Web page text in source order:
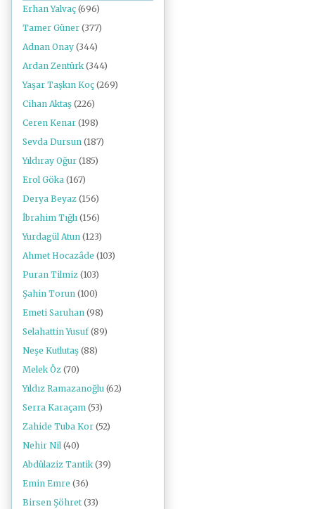
Erhan Yalvaç (696)
Tamer Güner (377)
Adnan Onay (344)
Ardan Zentürk (344)
Yaşar Taşkın Koç (269)
Cihan Aktaş (226)
Ceren Kenar (198)
Sevda Dursun (187)
Yıldıray Oğur (185)
Erol Göka (167)
Derya Beyaz (156)
İbrahim Tığlı (156)
Yurdagül Atun (123)
Ahmet Hocazâde (103)
Puran Tilmiz (103)
Şahin Torun (100)
Emeti Saruhan (98)
Selahattin Yusuf (89)
Neşe Kutlutaş (88)
Melek Öz (70)
Yıldız Ramazanoğlu (62)
Serra Karaçam (53)
Zahide Tuba Kor (52)
Nehir Nil (40)
Abdülaziz Tantik (39)
Emin Emre (36)
Birsen Şöhret (33)